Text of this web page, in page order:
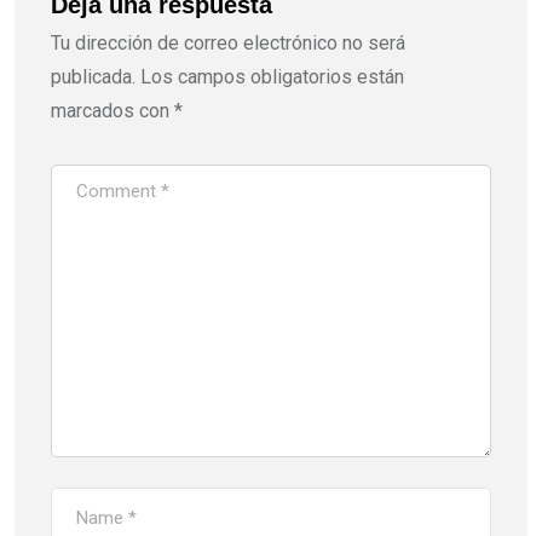
Tu dirección de correo electrónico no será
publicada. Los campos obligatorios están
marcados con *